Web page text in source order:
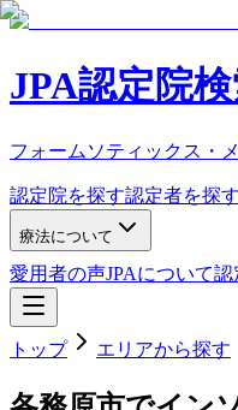
JPA認定院
フォームソティックス・
認定院を探す認定者を探す
療法について
愛用者の声JPAについて認
トップ エリアから探す